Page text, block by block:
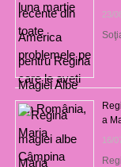
23/
a
16/